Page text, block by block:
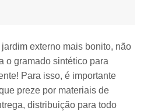
externo mais bonito, não
o gramado sintético para
! Para isso, é importante
preze por materiais de
distribuição para todo